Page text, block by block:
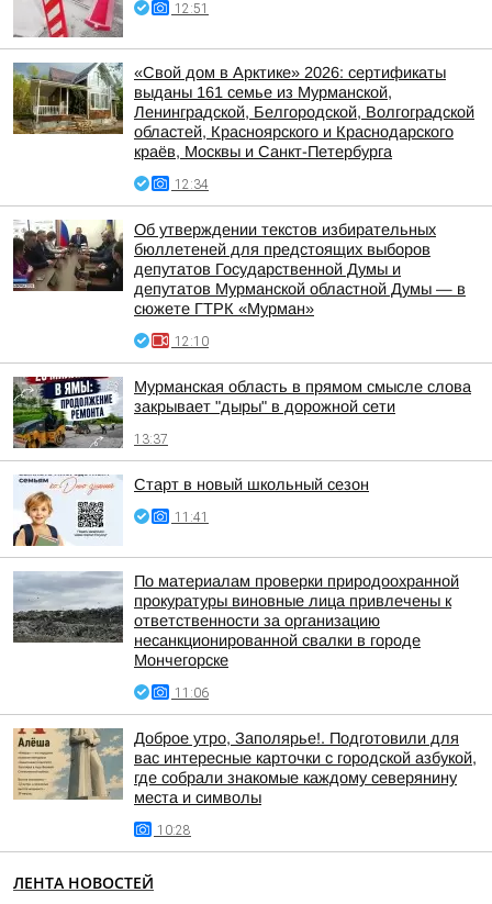
12:51
«Свой дом в Арктике» 2026: сертификаты
выданы 161 семье из Мурманской,
Ленинградской, Белгородской, Волгоградской
областей, Красноярского и Краснодарского
краёв, Москвы и Санкт-Петербурга
12:34
Об утверждении текстов избирательных
бюллетеней для предстоящих выборов
депутатов Государственной Думы и
депутатов Мурманской областной Думы — в
сюжете ГТРК «Мурман»
12:10
Мурманская область в прямом смысле слова
закрывает "дыры" в дорожной сети
13:37
Старт в новый школьный сезон
11:41
По материалам проверки природоохранной
прокуратуры виновные лица привлечены к
ответственности за организацию
несанкционированной свалки в городе
Мончегорске
11:06
Доброе утро, Заполярье!. Подготовили для
вас интересные карточки с городской азбукой,
где собрали знакомые каждому северянину
места и символы
10:28
ЛЕНТА НОВОСТЕЙ